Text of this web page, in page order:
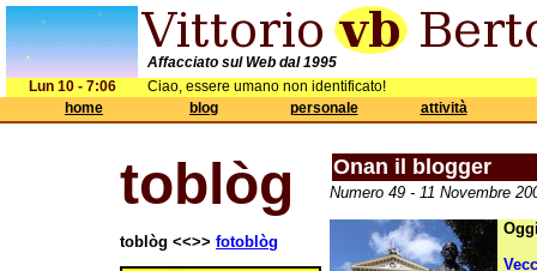
Affacciato sul Web dal 1995
Lun 10 - 7:06
Ciao, essere umano non identificato!
home
blog personale attività
toblòg
toblòg <<>> fotoblòg
Onan il blogger
Numero 49 - 11 Novembre